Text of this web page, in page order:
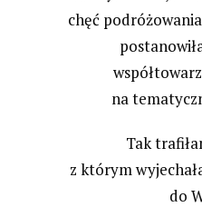
chęć
na
Tak
z którym
do